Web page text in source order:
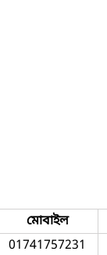
মোবাইল
01741757231